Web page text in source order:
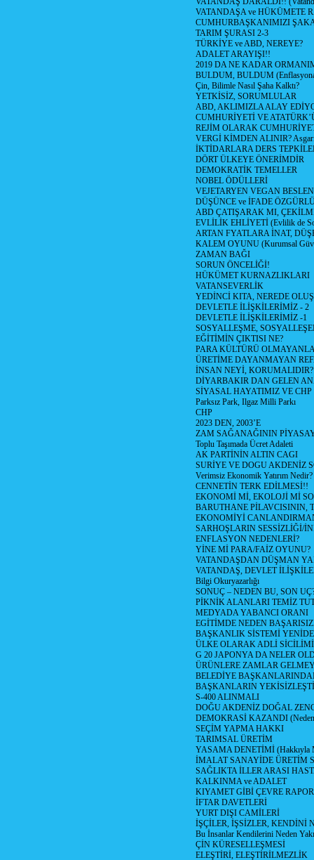
VATANDAŞA ve HÜKÜMETE
CUMHURBAŞKANIMIZI
TARIM ŞURASI 2-3
TÜRKİYE ve ABD, NEREYE?
ADALET ARAYIŞI!!
2019 DA NE KADAR
BULDUM, BULDUM
Çin, Bilimle Nasıl Şaha Kalktı?
YETKİSİZ, SORUMLULAR
ABD, AKLIMIZLA ALAY
CUMHURİYETİ VE
REJİM OLARAK
VERGİ KİMDEN ALINIR?
İKTİDARLARA DERS
DÖRT ÜLKEYE ÖNERİMDİR
DEMOKRATİK TEMELLER
NOBEL ÖDÜLLERİ
VEJETARYEN VEGAN
DÜŞÜNCE ve İFADE
ABD ÇATIŞARAK MI,
EVLİLİK EHLİYETİ (Evlilik de
ARTAN FYATLARA İNAT,
KALEM OYUNU (Kurumsal
ZAMAN BAĞI
SORUN ÖNCELİĞİ!
HÜKÜMET KURNAZLIKLARI
VATANSEVERLİK
YEDİNCİ KITA, NEREDE
DEVLETLE İLİŞKİLERİMİZ - 2
DEVLETLE İLİŞKİLERİMİZ -1
SOSYALLEŞME,
EĞİTİMİN ÇIKTISI NE?
PARA KÜLTÜRÜ
ÜRETİME DAYANMAYAN
İNSAN NEYİ, KORUMALIDIR?
DİYARBAKIR DAN GELEN
SİYASAL HAYATIMIZ VE CHP
Parksız Park, Ilgaz Milli Parkı
CHP
2023 DEN, 2003’E
ZAM SAĞANAĞININ
Toplu Taşımada Ücret Adaleti
AK PARTİNİN ALTIN CAGI
SURİYE VE DOGU AKDENİZ
Verimsiz Ekonomik Yatırım Nedir?
CENNETİN TERK EDİLMESİ!!
EKONOMİ Mİ, EKOLOJİ Mİ
BARUTHANE PİLAVCISININ,
EKONOMİYİ
SARHOŞLARIN SESSİZLİĞİ/
ENFLASYON NEDENLERİ?
YİNE Mİ PARA/FAİZ OYUNU?
VATANDAŞDAN DÜŞMAN
VATANDAŞ, DEVLET
Bilgi Okuryazarlığı
SONUÇ – NEDEN BU, SON
PİKNİK ALANLARI TEMİZ
MEDYADA YABANCI ORANI
EGİTİMDE NEDEN
BAŞKANLIK SİSTEMİ
ÜLKE OLARAK ADLİ
G 20 JAPONYA DA NELER
ÜRÜNLERE ZAMLAR
BELEDİYE
BAŞKANLARIN
S-400 ALINMALI
DOĞU AKDENİZ DOĞAL
DEMOKRASİ KAZANDI (Neden
SEÇİM YAPMA HAKKI
TARIMSAL ÜRETİM
YASAMA DENETİMİ (Hakkıyla
İMALAT SANAYİDE ÜRETİM
SAĞLIKTA İLLER ARASI
KALKINMA ve ADALET
KIYAMET GİBİ ÇEVRE
İFTAR DAVETLERİ
YURT DIŞI CAMİLERİ
İŞÇİLER, İŞSİZLER, KENDİNİ
Bu İnsanlar Kendilerini Neden
ÇİN KÜRESELLEŞMESİ
ELEŞTİRİ, ELEŞTİRİLMEZLİK